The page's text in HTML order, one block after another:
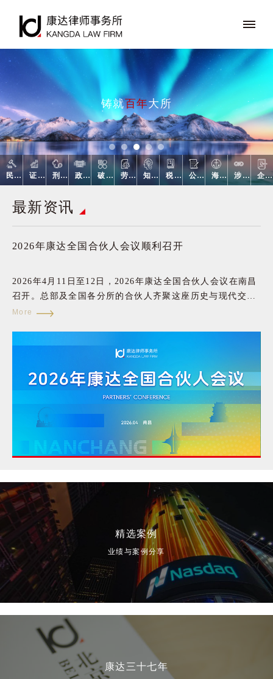
铸就百年大所
民商事争议解决 证券与资本市场 刑事法律业务 政府与行政法律业务 破产清算与重整 劳动法/劳动仲裁 知识产权 税法 公司法律业务 海事海商 涉外业务 企业合规
最新资讯
2026年康达全国合伙人会议顺利召开
2026年4月11日至12日，2026年康达全国合伙人会议在南昌
召开。总部及全国各分所的合伙人齐聚这座历史与现代交融
的城市，围绕制度优化、业务发展与人才战略等核心议题展
午，康达合伙人会议主席付洋通过在线方式向大会致以诚挚
祝贺并发表致辞。他指出，此次会议在人民解放军建军100
周年前夕于南昌召开，具有特殊的历史与现实意义。回顾近
年来的发展历程，他表示，康达在复杂多变的形势下，依然
取得了令人振奋的成绩，这凝聚了全体合伙人与康达人的共
同努力。面对行业内的重大挑战，康达之所以能够保持稳定
发展，根本在于长期坚持的制度建设与合伙人共同的风险意
识。他强调，健全的制度在关键时刻对律师和事务所具有双
机制，推动制度完善与健康管理体系建设。在致辞的最后，
他呼吁全体合伙人重视身体健康，未来应将合伙人及律师的
健康管理纳入制度化安排。他祝愿本次合伙人会议圆满成
功，希望大家在“和而不同”的精神下，继续把康达建设成一
个稳健、温暖、可持续发展的“百年大所”。
More
精选案例
业绩与案例分享
康达三十七年